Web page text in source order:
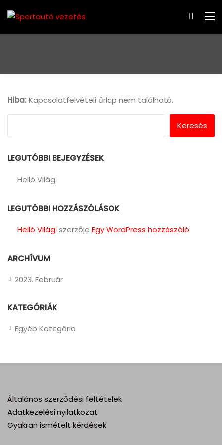
Hiba:Kapcsolatfelvételi űrlap nem található.
Keresés
LEGUTÓBBI BEJEGYZÉSEK
Helló Világ!
LEGUTÓBBI HOZZÁSZÓLÁSOK
Helló Világ!szerzője Egy WordPress hozzászóló
ARCHÍVUM
2023. Február
KATEGÓRIÁK
Egyéb Kategória
Általános szerződési feltételek
Adatkezelési nyilatkozat
Gyakran ismételt kérdések